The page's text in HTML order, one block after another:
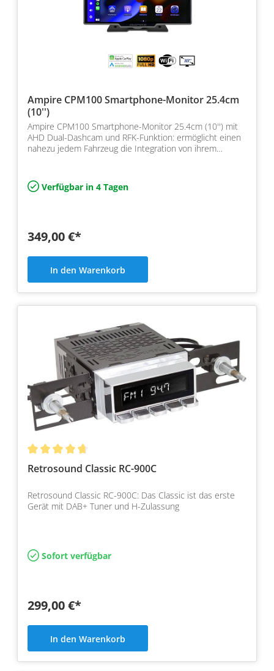
Ampire CPM100 Smartphone-Monitor 25.4cm
(10'')
Ampire CPM100 Smartphone-Monitor 25.4cm (10'') mit
AHD Dual-Dashcam und RFK-Funktion: ermöglicht einen
nahezu jedem Fahrzeug die Integration von ihrem
Verfügbar in 4 Tagen
349,00 €*
In den Warenkorb
Retrosound Classic RC-900C
Retrosound Classic RC-900C: Das Classic ist das erste
Gerät mit DAB+ Tuner und H-Zulassung
Sofort verfügbar
299,00 €*
In den Warenkorb